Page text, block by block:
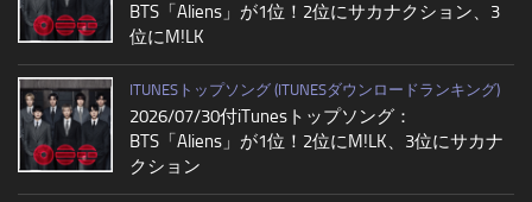
BTS「Aliens」が1位！2位にサカナクション、3
位にM!LK
ITUNESトップソング (ITUNESダウンロードランキング)
2026/07/30付iTunesトップソング：
BTS「Aliens」が1位！2位にM!LK、3位にサカナ
クション